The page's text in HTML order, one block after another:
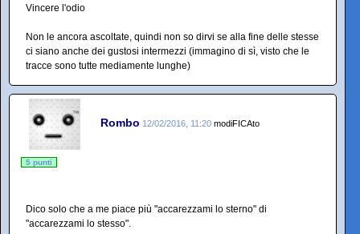
Vincere l'odio
Non le ancora ascoltate, quindi non so dirvi se alla fine delle stesse
ci siano anche dei gustosi intermezzi (immagino di sì, visto che le
tracce sono tutte mediamente lunghe)
Rombo 12/02/2016, 11:20 modiFICAto
5 punti
Dico solo che a me piace più "accarezzami lo sterno" di
"accarezzami lo stesso".